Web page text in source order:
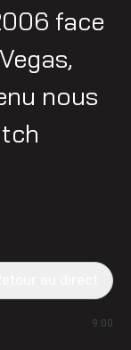
face
nous
9:00